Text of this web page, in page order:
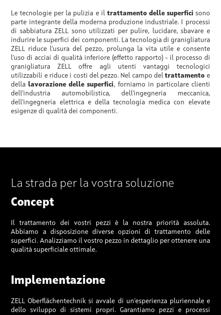
Le tecnologie per la pulizia e il trattamento delle superficisono
parte integrante della moderna produzione industriale. I processi
di sabbiatura ZELL sono utilizzati per pulire, lucidare, sbavare e
indurire le superfici dei componenti. La tecnologia di granigliatura
ZELL riduce l'usura del pezzo, prolunga la vita utile e consente
l'uso di acciai di qualità inferiore (effetto rapporto) - il processo di
granigliatura ZELL offre agli utenti vantaggi tecnologici
utilizzabili e riduce i costi del pezzo. Nel campo deltrattamento e
dellalavorazionedelle superfici, forniamo in particolare clienti
dell'industria automobilistica, dell'ingegneria meccanica,
dell'ingegneria elettrica e della tecnologia medica con elevate
esigenze di qualità dei componenti.
La strada per la vostra soluzione
Concept
Il trattamento dei vostri pezzi è la nostra priorità assoluta.
Abbiamo a disposizione diverse opzioni di trattamento delle
superfici. Analizziamo il vostro pezzo in dettaglio per ottenere una
qualità superficiale ottimale.
Implementazione
ZELL Oberflächentechnik si avvale di un'esperienza pluriennale e
dello sviluppo di sistemi propri. Garantiamo pezzi e processi